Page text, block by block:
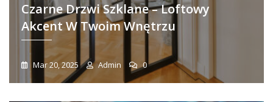
Czarne Drzwi Szklane – Loftowy
Akcent W Twoim Wnętrzu
Mar 20, 2025 Admin 0